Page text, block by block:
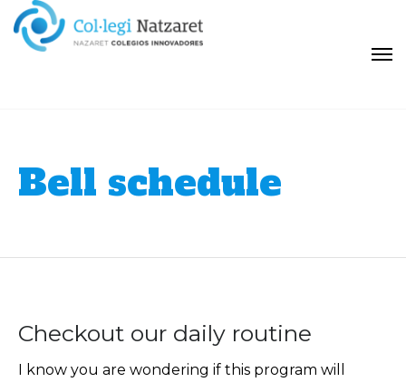
Bell schedule
Checkout our daily routine
I know you are wondering if this program will